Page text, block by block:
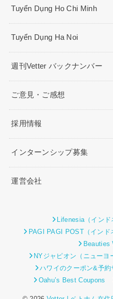
Tuyển Dụng Ho Chi Minh
Tuyển Dụng Ha Noi
週刊Vetter バックナンバー
ご意見・ご感想
採用情報
インターンシップ募集
運営会社
Lifenesia（インド
PAGI PAGI POST（インド
Beauties
NYジャピオン（ニューヨ
ハワイのクーポン&予約
Oahu’s Best Coupons